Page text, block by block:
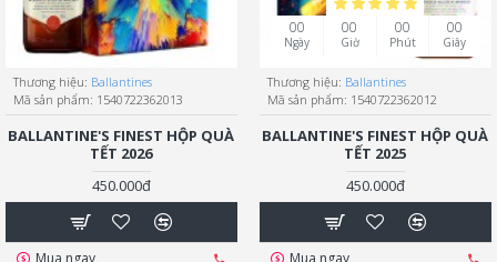
Thương hiệu: Ballantines
Mã sản phẩm: 1540722362013
BALLANTINE'S FINEST HỘP QUÀ
TẾT 2026
450.000đ
Mua ngay
00
Ngày
00
Giờ
00
Phút
00
Giây
Thương hiệu: Ballantines
Mã sản phẩm: 1540722362012
BALLANTINE'S FINEST HỘP QUÀ
TẾT 2025
450.000đ
Mua ngay